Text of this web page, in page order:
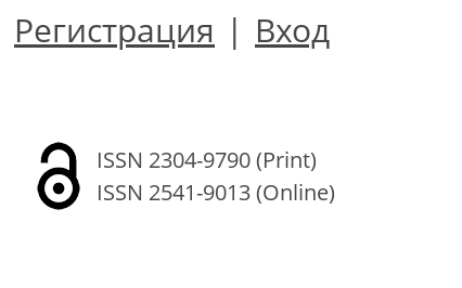
Регистрация | Вход
ISSN 2304-9790 (Print)
ISSN 2541-9013 (Online)